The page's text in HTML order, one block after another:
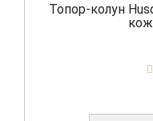
Топор-колун